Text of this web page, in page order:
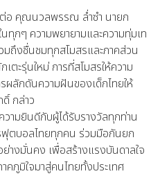
อ คุณนวลพรรณ ล่ำซำ นายก
ทุกๆ ความพยายามและความทุ่มเท
ถึงชื่นชมทุกสโมสรและภาคส่วน
ตะรุ่นใหม่ การที่สโมสรให้ความ
ลักดันความฝันของเด็กไทยให้
กล่าว
ามยินดีกับผู้ได้รับรางวัลทุกท่าน
ฟุตบอลไทยทุกคน ร่วมมือกันยก
างมั่นคง เพื่อสร้างแรงบันดาลใจ
คภูมิใจมาสู่คนไทยทั้งประเทศ